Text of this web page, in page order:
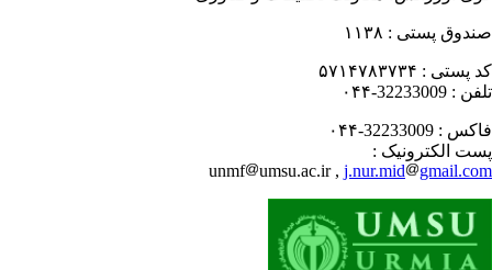
پستی : ۱۱۳۸
پستی : ۵۷۱۴۷۸۳۷۳۴
: 32233009-۰۴۴
: 32233009-۰۴۴
الکترونیک :
unmf
umsu.ac.ir ,j.nur.mid